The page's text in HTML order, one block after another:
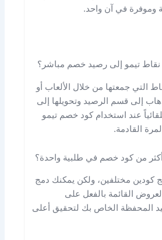
وموفرة في آن واحد.
تيمو إلى رصيد خصم مباشر؟
التي جمعتها من خلال الألعاب أو
إلى قسم الرصيد وتحويلها إلى
عند استخدام كود خصم تيمو
القادمة.
من كود خصم في طلبية واحدة؟
كودين مختلفين، ولكن يمكنك دمج
القائمة بالفعل على
المحفظة الخاص بك لتحقيق أعلى